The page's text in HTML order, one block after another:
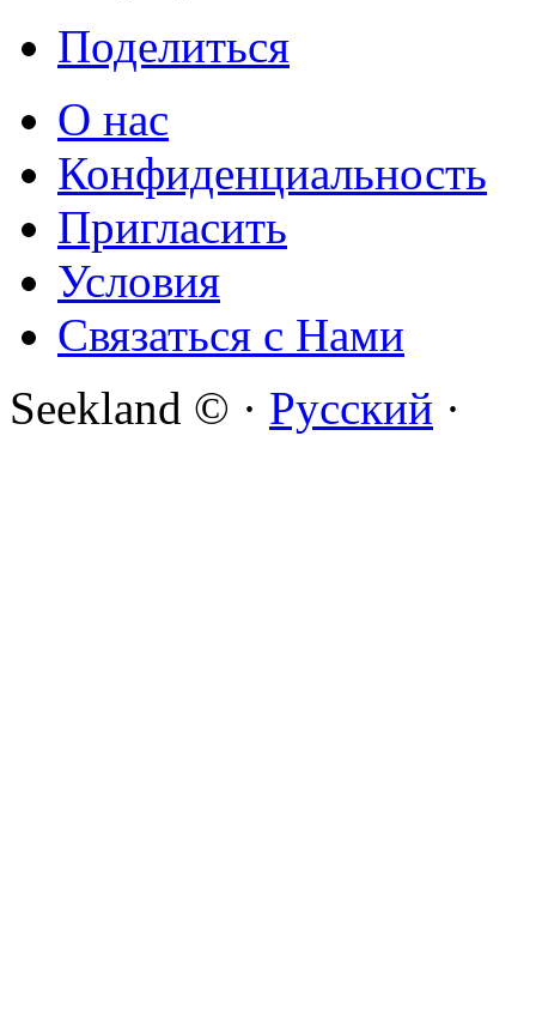
Поделиться
О нас
Конфиденциальность
Пригласить
Условия
Связаться с Нами
Seekland © · Русский ·